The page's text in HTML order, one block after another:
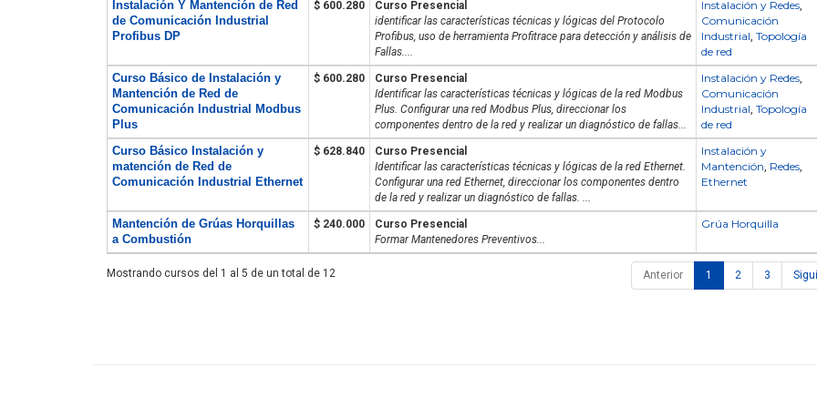
Instalación Y Mantención de Red
de Comunicación Industrial
Profibus DP
$ 600.280
Curso Presencial
identificar las características técnicas y lógicas del Protocolo
Profibus, uso de herramienta Profitrace para detección y análisis de
Fallas....
Instalación y Redes
Comunicación
Industrial Topología
de red
Curso Básico de Instalación y
Mantención de Red de
Comunicación Industrial Modbus
Plus
$ 600.280
Curso Presencial
Identificar las características técnicas y lógicas de la red Modbus
Plus. Configurar una red Modbus Plus, direccionar los
componentes dentro de la red y realizar un diagnóstico de fallas...
Instalación y Redes
Comunicación
Industrial Topología
de red
Curso Básico Instalación y
matención de Red de
Comunicación Industrial Ethernet
$ 628.840
Curso Presencial
Identificar las características técnicas y lógicas de la red Ethernet.
Configurar una red Ethernet, direccionar los componentes dentro
de la red y realizar un diagnóstico de fallas. ...
Instalación y
Mantención Redes
Ethernet
Mantención de Grúas Horquillas
a Combustión
$ 240.000
Curso Presencial
Formar Mantenedores Preventivos...
Grúa Horquilla
Mostrando cursos del 1 al 5 de un total de 12 Anterior 1 2 3